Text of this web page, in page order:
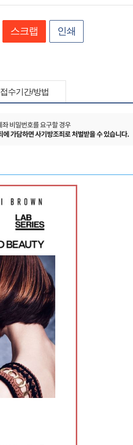
스크랩 인쇄
접수기간/방법